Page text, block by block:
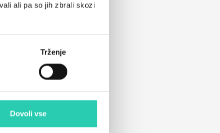
ali pa so jih zbrali skozi
Trženje
Dovoli vse